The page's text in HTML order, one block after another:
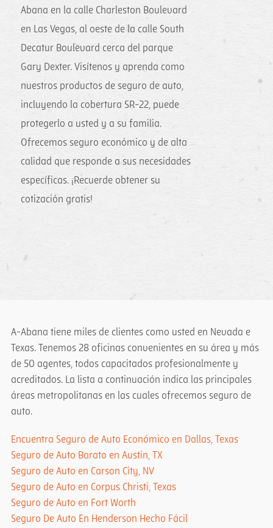
Abana en la calle Charleston Boulevard
en Las Vegas, al oeste de la calle South
Decatur Boulevard cerca del parque
Gary Dexter. Visítenos y aprenda como
nuestros productos de seguro de auto,
incluyendo la cobertura SR-22, puede
protegerlo a usted y a su familia.
Ofrecemos seguro económico y de alta
calidad que responde a sus necesidades
específicas. ¡Recuerde obtener su
cotización gratis!
A-Abana tiene miles de clientes como usted en Nevada e
Texas. Tenemos 28 oficinas convenientes en su área y más
de 50 agentes, todos capacitados profesionalmente y
acreditados. La lista a continuación indica las principales
áreas metropolitanas en las cuales ofrecemos seguro de
auto.
Encuentra Seguro de Auto Económico en Dallas, Texas
Seguro de Auto Barato en Austin, TX
Seguro de Auto en Carson City, NV
Seguro de Auto en Corpus Christi, Texas
Seguro de Auto en Fort Worth
Seguro De Auto En Henderson Hecho Fácil